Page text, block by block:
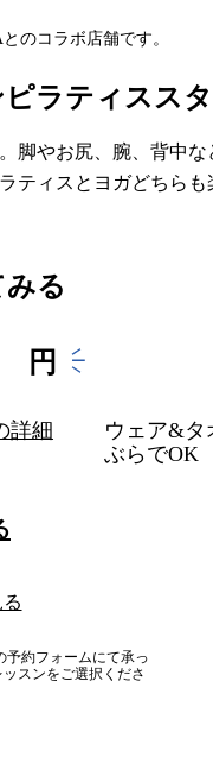
のコラボ店舗です。
ラティススタ
脚やお尻、腕、背中
ティスとヨガどちらも
る
円
詳細
ウェア&タ
ぶらでOK
約フォームにて承っ
スンをご選択くださ